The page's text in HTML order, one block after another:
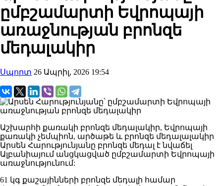
ըմբշամարտի Եվրոպայի
առաջնության բրոնզե
մեդալակիր
Սպորտ 26 Ապրիլ, 2026 19:54
Աշխարհի քառակի բրոնզե մեդալակիր, Եվրոպայի
քառակի չեմպիոն, արծաթե և բրոնզե մեդալալակիր
Արսեն Հարությունյանը բրոնզե մեդալ է նվաճել
Ալբանիայում անցկացված ըմբշամարտի Եվրոպայի
առաջնությունում:
61 կգ քաշայինների բրոնզե մեդալի համար